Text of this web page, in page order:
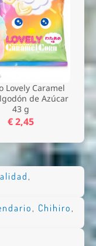
Lovely Caramel
de Azúcar
43 g
€ 2,45
,
, Chihiro ,